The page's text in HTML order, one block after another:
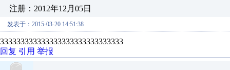
注册：2012年12月05日
发表于：2015-03-20 14:51:38
333333333333333333333333333333
回复 引用 举报